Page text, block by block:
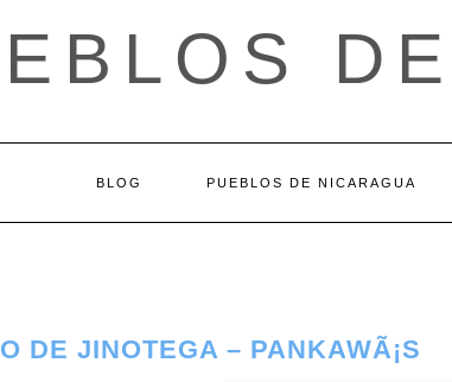
BLOG PUEBLOS DE NICARAGUA
DE JINOTEGA – PANKAWÃ¡S